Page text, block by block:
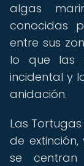
algas
conocidas
entre sus
lo que las
incidental y
anidación.
Las
de
se